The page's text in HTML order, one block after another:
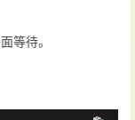
等待。